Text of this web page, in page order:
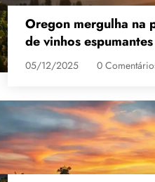
MAIS
Oregon mergulha na
de vinhos
qualidade
05/12/2025 0